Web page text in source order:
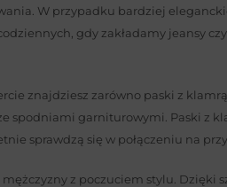
W przypadku bardziej
gdy zakładamy jeansy
znajdziesz zarówno paski z
spodniami garniturowymi. Paski z
sprawdzą się w połączeniu na
z poczuciem stylu.